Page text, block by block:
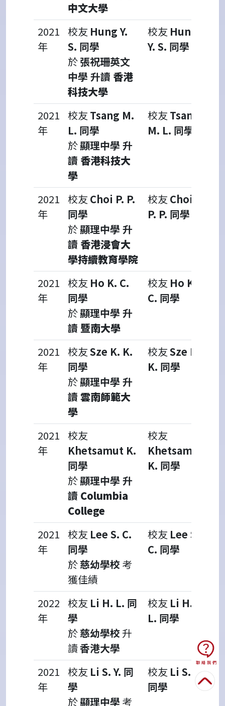
中文大學
2021
年
校友 Hung Y.
S. 同學
於張祝珊英文
中學 升讀 香港
科技大學
校友 Hung
Y. S. 同學
2021
年
校友 Tsang M.
L. 同學
於顯理中學 升
讀 香港科技大
學
校友 Tsang
M. L. 同學
2021
年
校友 Choi P. P.
同學
於顯理中學 升
讀 香港浸會大
學持續教育學院
校友 Choi
P. P. 同學
2021
年
校友 Ho K. C.
同學
於顯理中學 升
讀 暨南大學
校友 Ho K.
C. 同學
2021
年
校友Sze K. K.
同學
於顯理中學 升
讀 雲南師範大
學
校友Sze K.
K. 同學
2021
年
校友
Khetsamut K.
同學
於顯理中學 升
讀 Columbia
College
校友
Khetsamut
K. 同學
2021
年
校友 Lee S. C.
同學
於慈幼學校 考
獲佳績
校友 Lee S.
C. 同學
2022
年
校友 Li H. L. 同
學
於慈幼學校 升
讀香港大學
校友 Li H.
L. 同學
2021
年
校友 Li S. Y. 同
學
於顯理中學 考
校友 Li S. Y.
同學